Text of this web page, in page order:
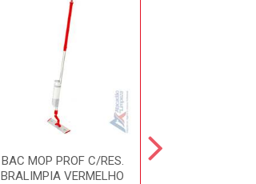
BAC MOP PROF C/RES.
BRALIMPIA VERMELHO